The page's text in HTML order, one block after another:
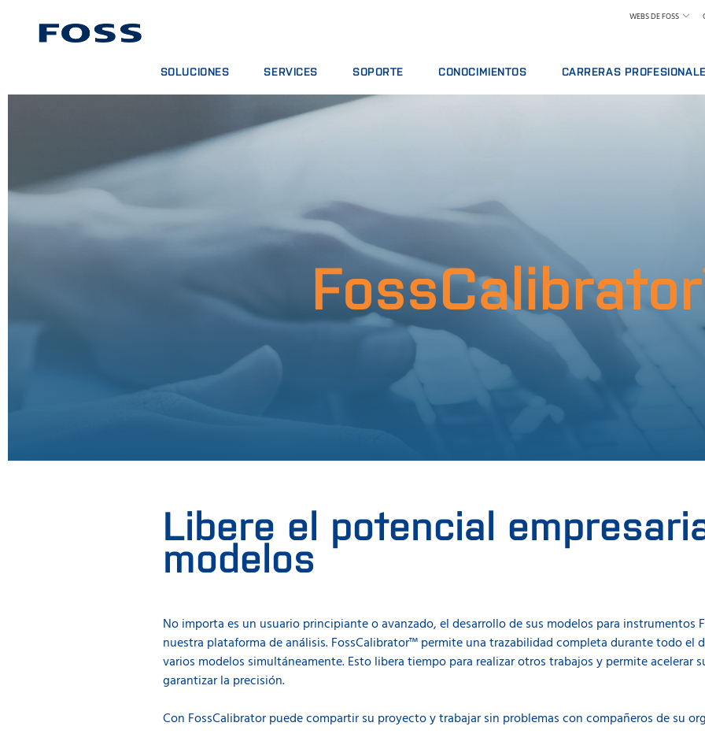
WEBS DE FOSS
SOLUCIONES
EXPLORAR SECTORES
FOSS IQX™
SERVICES
CONTRATOS DE SERVICIO
PAQUETES DE ANÁLISIS
SOPORTE
OFERTAS DE SERVICIO
CERTIFICADOS
CONOCIMIENTOS
ANÁLISIS DE LECHE CRUDA
CARRERAS
Libere el potencial
modelos
No importa es un usuario principiante o avanzado, el desarrollo de sus modelos para instrumentos
nuestra plataforma de análisis. FossCalibrator™ permite una trazabilidad completa durante todo el
varios modelos simultáneamente. Esto libera tiempo para realizar otros trabajos y permite acelerar
garantizar la precisión.
Con FossCalibrator puede compartir su proyecto y trabajar sin problemas con compañeros de su